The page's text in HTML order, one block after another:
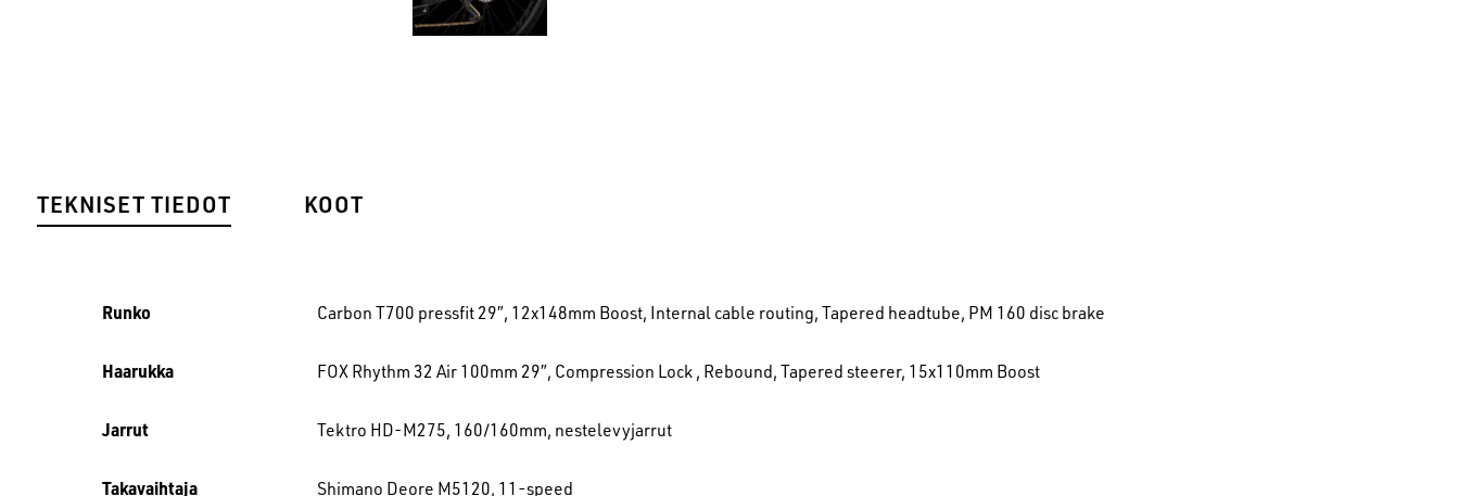
TEKNISET TIEDOT KOOT
Runko Carbon T700 pressfit 29″, 12x148mm Boost, Internal cable routing, Tapered headtube, PM 160 disc brake
Haarukka FOX Rhythm 32 Air 100mm 29″, Compression Lock , Rebound, Tapered steerer, 15x110mm Boost
Jarrut Tektro HD-M275, 160/160mm, nestelevyjarrut
Takavaihtaja Shimano Deore M5120, 11-speed